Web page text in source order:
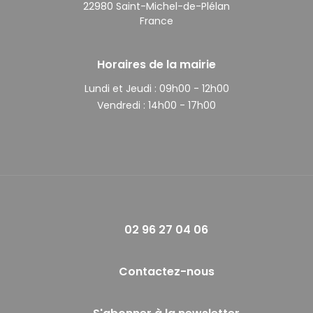
22980 Saint-Michel-de-Plélan
France
Horaires de la mairie
Lundi et Jeudi : 09h00 - 12h00
Vendredi : 14h00 - 17h00
02 96 27 04 06
Contactez-nous